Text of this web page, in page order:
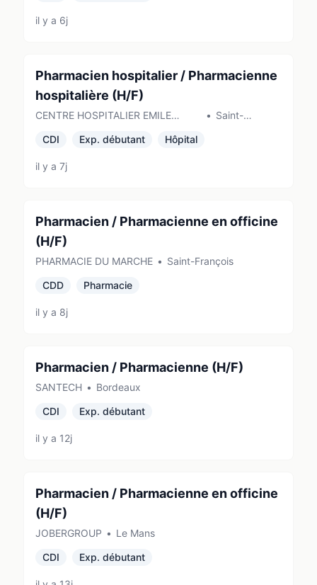
il y a 6j
Pharmacien hospitalier / Pharmacienne
hospitalière (H/F)
CENTRE HOSPITALIER EMILE
• Saint-
CDI
Exp. débutant Hôpital
il y a 7j
Pharmacien / Pharmacienne en officine
(H/F)
PHARMACIE DU MARCHE • Saint-François
CDD
Pharmacie
il y a 8j
Pharmacien / Pharmacienne (H/F)
SANTECH • Bordeaux
CDI
Exp. débutant
il y a 12j
Pharmacien / Pharmacienne en officine
(H/F)
JOBERGROUP • Le Mans
CDI
Exp. débutant